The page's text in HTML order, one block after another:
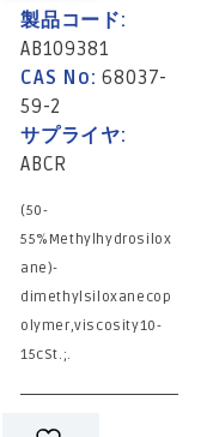
製品コード:
AB109381
CAS No:68037-
59-2
サプライヤ:
ABCR
(50-
55%Methylhydrosilox
ane)-
dimethylsiloxanecop
olymer,viscosity10-
15cSt.;.